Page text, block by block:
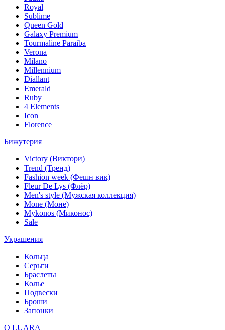
Royal
Sublime
Queen Gold
Galaxy Premium
Tourmaline Paraiba
Verona
Milano
Millennium
Diallant
Emerald
Ruby
4 Elements
Icon
Florence
Бижутерия
Victory (Виктори)
Trend (Тренд)
Fashion week (Фешн вик)
Fleur De Lys (Флёр)
Men's style (Мужская коллекция)
Mone (Моне)
Mykonos (Миконос)
Sale
Украшения
Кольца
Серьги
Браслеты
Колье
Подвески
Броши
Запонки
О LUARA